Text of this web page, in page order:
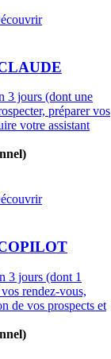
3 jours (dont une
préparer vos
votre assistant
3 jours (dont 1
rendez-vous,
de vos prospects et